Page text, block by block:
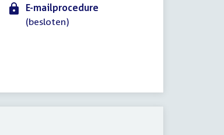
E-mailprocedure
(besloten)